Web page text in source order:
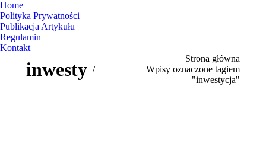
Home
Polityka Prywatności
Publikacja Artykułu
Regulamin
Kontakt
inwestycja
Strona główna
Wpisy oznaczone tagiem
"inwestycja"